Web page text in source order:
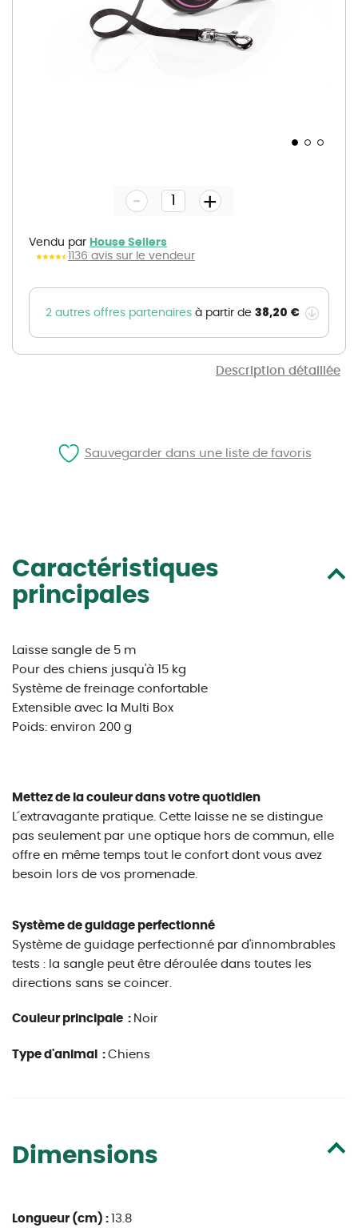
Description détaillée
gallery
Vendu par House Sellers
1136 avis sur le vendeur
- +
2 autres offres partenaires à partir de 38,20 €
Caractéristiques
principales
Laisse sangle de 5 m
Pour des chiens jusqu'à 15 kg
Système de freinage confortable
Extensible avec la Multi Box
Poids: environ 200 g
Mettez de la couleur dans votre quotidien
L´extravagante pratique. Cette laisse ne se distingue
pas seulement par une optique hors de commun, elle
offre en même temps tout le confort dont vous avez
besoin lors de vos promenade.
Système de guidage perfectionné
Système de guidage perfectionné par d'innombrables
tests : la sangle peut être déroulée dans toutes les
directions sans se coincer.
Couleur principale : Noir
Type d'animal : Chiens
Dimensions
Longueur (cm) : 13.8
Sauvegarder dans une liste de favoris